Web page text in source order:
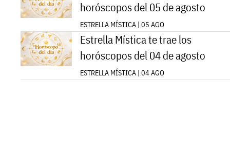
horóscopos del 05 de agosto
ESTRELLA MÍSTICA | 05 AGO
Estrella Mística te trae los
horóscopos del 04 de agosto
ESTRELLA MÍSTICA | 04 AGO